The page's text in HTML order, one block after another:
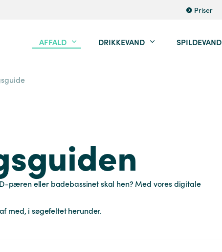
AFFALD DRIKKEVAND SPILDEVAND
Priser
pæren eller badebassinet skal hen? Med vores digitale
med, i søgefeltet herunder.